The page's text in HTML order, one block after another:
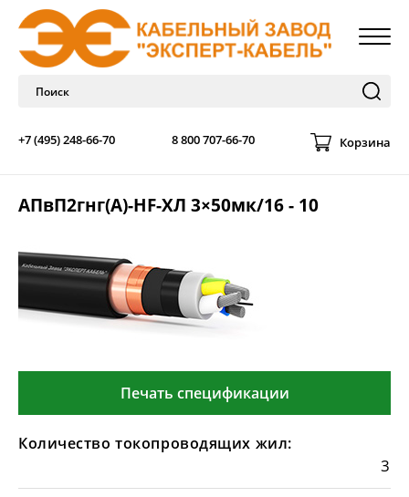
+7 (495) 248-66-70 8 800 707-66-70 Корзина
АПвП2гнг(А)-HF-ХЛ 3×50мк/16 - 10
Печать спецификации
Количество токопроводящих жил:
3